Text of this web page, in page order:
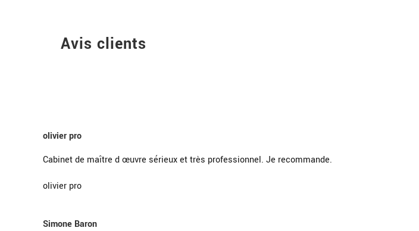
Avis clients
olivier pro
Cabinet de maître d œuvre sérieux et très professionnel. Je recommande.
olivier pro
Simone Baron